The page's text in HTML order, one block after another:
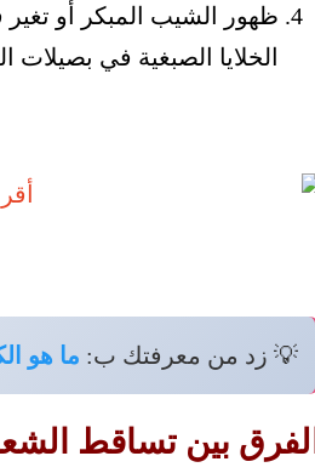
ظهور الشيب المبكر أو
الخلايا الصبغية في بصيلات
💡 زد من معرفتك ب: ما هو
الفرق بين تساقط